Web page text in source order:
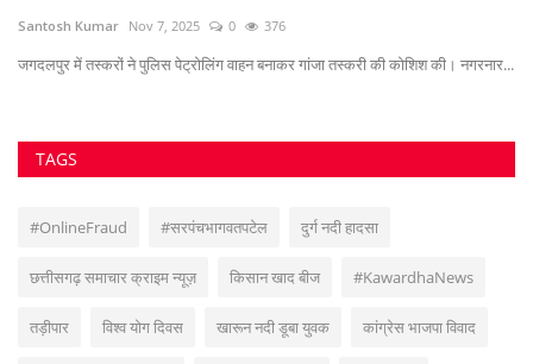
Santosh Kumar Nov 7, 2025 0 376
जगदलपुर में तस्करों ने पुलिस पेट्रोलिंग वाहन बनाकर गांजा तस्करी की कोशिश की। नगरनार...
TAGS
#OnlineFraud #सरपंचभागवतपटेल दुर्ग नदी हादसा
छत्तीसगढ़ समाचार क्राइम न्यूज़ किसान खाद बीज #KawardhaNews
तड़ीपार विश्व योग दिवस खारून नदी डूबा युवक कांग्रेस भाजपा विवाद